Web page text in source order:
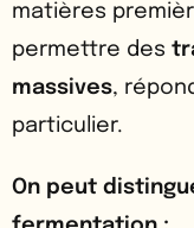
matières
permettre des
massives,
particulier.
On peut